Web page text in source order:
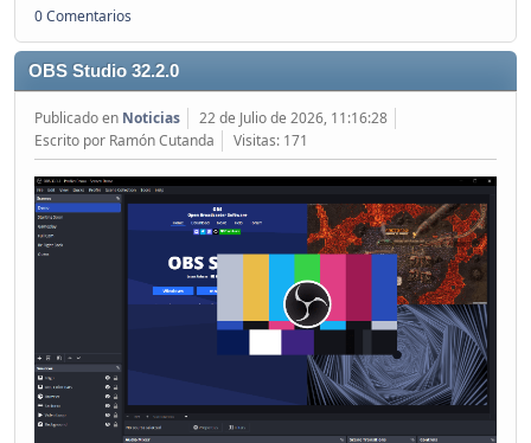
0 Comentarios
OBS Studio 32.2.0
Publicado en Noticias
22 de Julio de 2026, 11:16:28
Escrito por Ramón Cutanda
Visitas: 171